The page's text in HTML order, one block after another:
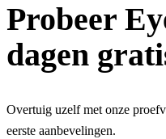
Probeer
dagen
Overtuig uzelf met onze
eerste aanbevelingen.